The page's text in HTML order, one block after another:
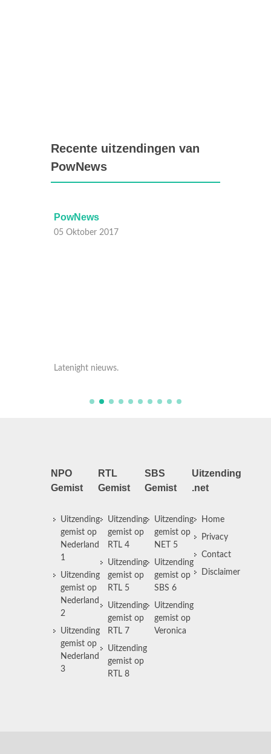
Recente uitzendingen van
PowNews
PowNews
05 Oktober 2017
NPO
Gemist
Uitzending
gemist op
Nederland
1
Uitzending
gemist op
Nederland
2
Uitzending
gemist op
Nederland
3
RTL
Gemist
Uitzending
gemist op
RTL 4
Uitzending
gemist op
RTL 5
Uitzending
gemist op
RTL 7
Uitzending
gemist op
RTL 8
SBS
Gemist
Uitzending
gemist op
NET 5
Uitzending
gemist op
SBS 6
Uitzending
gemist op
Veronica
Uitzending
.net
Home
Privacy
Contact
Disclaimer